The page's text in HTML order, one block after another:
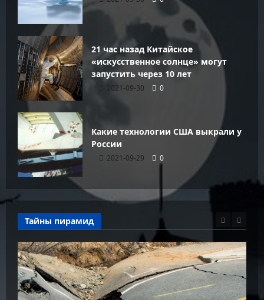
21 час назад Китайское
«искусственное солнце» могут
запустить через 10 лет
2021-09-30 0
Какие технологии США выкрали у
России
2021-09-29 0
Тайны пирамид